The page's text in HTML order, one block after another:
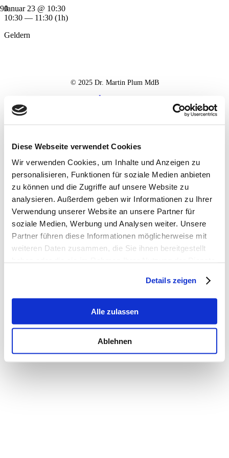
Diese Webseite verwendet Cookies
Wir verwenden Cookies, um Inhalte und Anzeigen zu
personalisieren, Funktionen für soziale Medien anbieten
zu können und die Zugriffe auf unsere Website zu
analysieren. Außerdem geben wir Informationen zu Ihrer
Verwendung unserer Website an unsere Partner für
soziale Medien, Werbung und Analysen weiter. Unsere
Partner führen diese Informationen möglicherweise mit
weiteren Daten zusammen, die Sie ihnen bereitgestellt
Details zeigen
Alle zulassen
Ablehnen
Januar 23 @ 10:30
10:30 — 11:30 (1h)
Geldern
© 2025 Dr. Martin Plum MdB
Impressum